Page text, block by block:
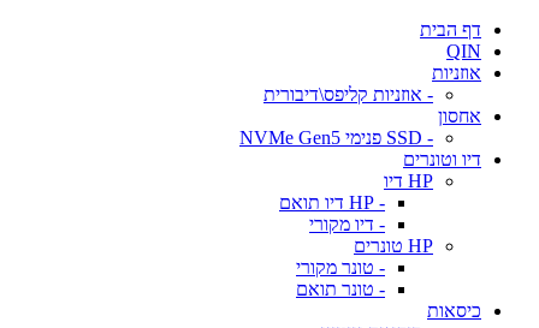
דף הבית
QIN
אוזניות
- אוזניות קליפס\דיבורית
אחסון
- SSD פנימי NVMe Gen5
דיו וטונרים
HP דיו
- HP דיו תואם
- דיו מקורי
HP טונרים
- טונר מקורי
- טונר תואם
כיסאות